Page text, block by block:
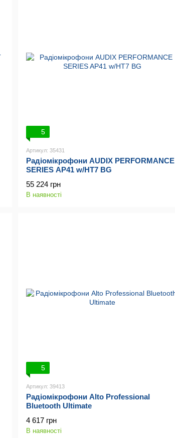
5
Артикул: 35431
Радіомікрофони AUDIX PERFORMANCE
SERIES AP41 w/HT7 BG
55 224 грн
В наявності
5
Артикул: 39413
Радіомікрофони Alto Professional
Bluetooth Ultimate
4 617 грн
В наявності